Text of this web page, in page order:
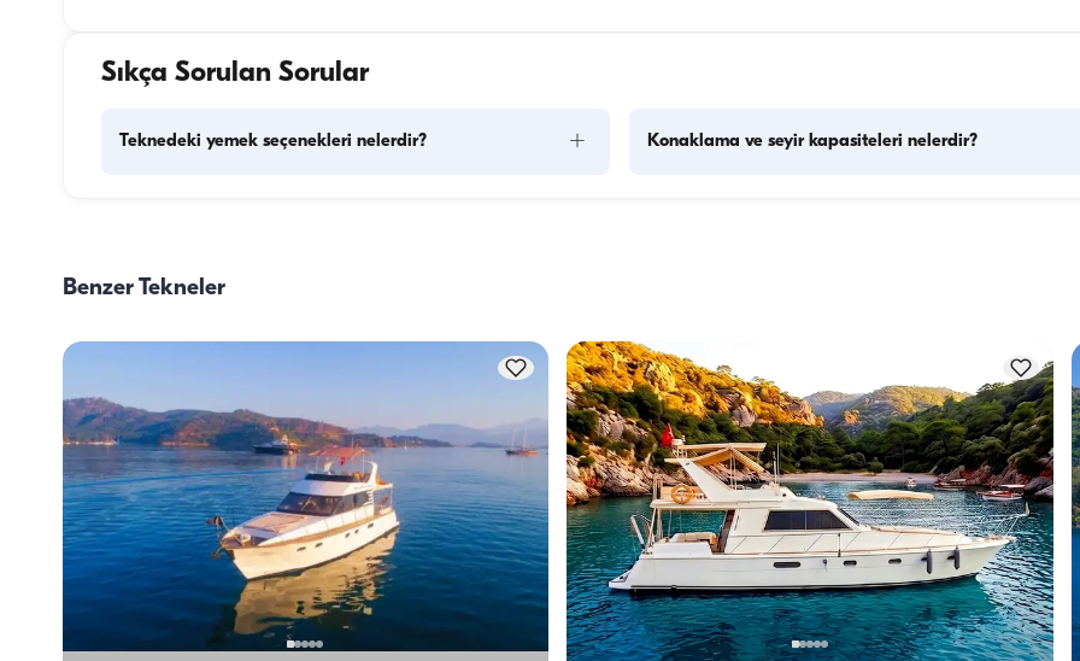
Sıkça Sorulan Sorular
Teknedeki yemek seçenekleri nelerdir? +
görevi tekne personeline devredebilirler. Yemek hazırlığı
Konaklama ve seyir kapasiteleri nelerdir?
Benzer Tekneler